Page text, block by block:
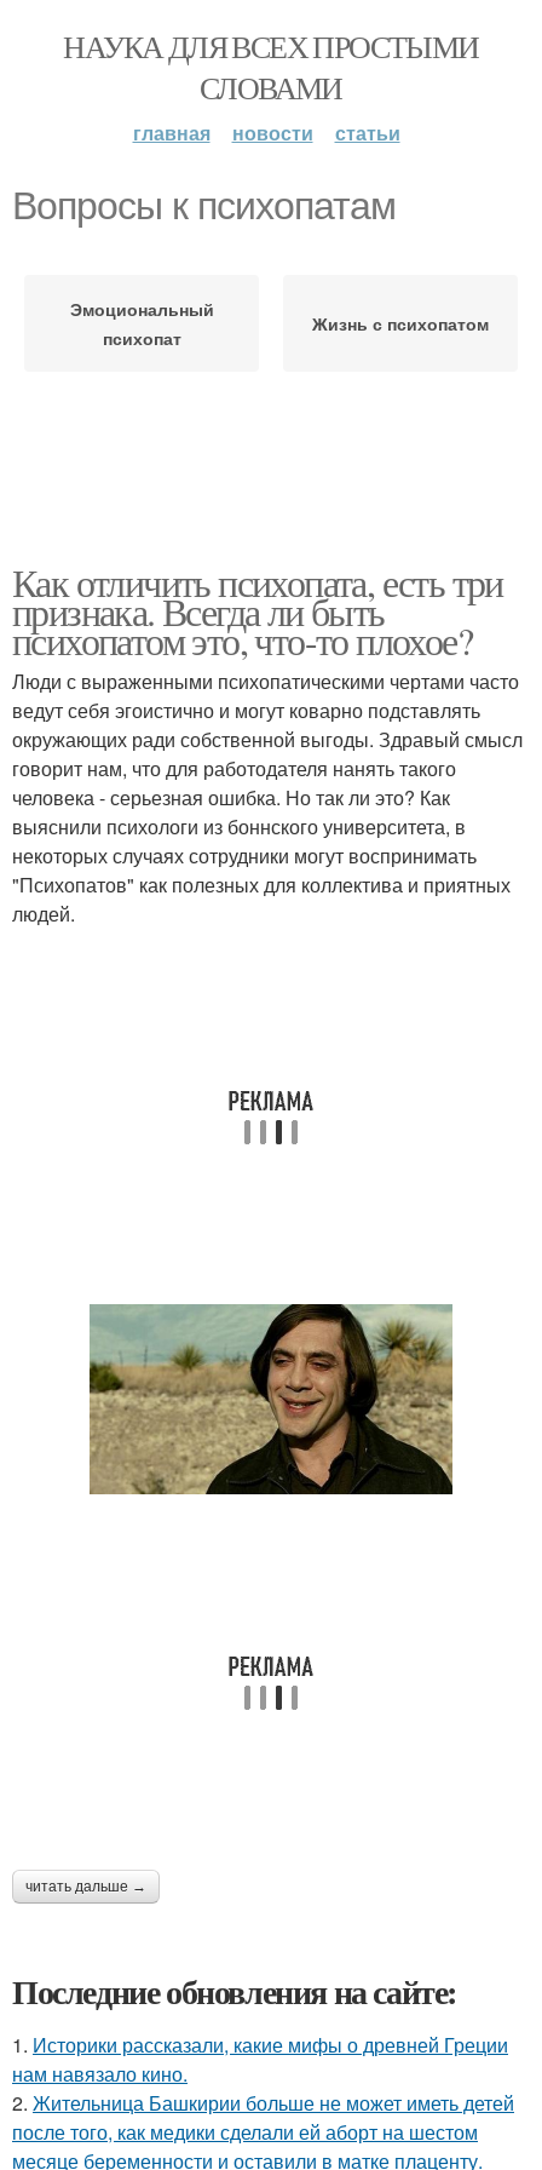
НАУКА ДЛЯ ВСЕХ ПРОСТЫМИ
СЛОВАМИ
главная новости статьи
Вопросы к психопатам
Эмоциональный
психопат
Жизнь с психопатом
Как отличить психопата, есть три
признака. Всегда ли быть
психопатом это, что-то плохое?
Люди с выраженными психопатическими чертами часто
ведут себя эгоистично и могут коварно подставлять
окружающих ради собственной выгоды. Здравый смысл
говорит нам, что для работодателя нанять такого
человека - серьезная ошибка. Но так ли это? Как
выяснили психологи из боннского университета, в
некоторых случаях сотрудники могут воспринимать
"Психопатов" как полезных для коллектива и приятных
людей.
читать дальше →
Последние обновления на сайте:
1. Историки рассказали, какие мифы о древней Греции
нам навязало кино.
2. Жительница Башкирии больше не может иметь детей
после того, как медики сделали ей аборт на шестом
месяце беременности и оставили в матке плаценту.